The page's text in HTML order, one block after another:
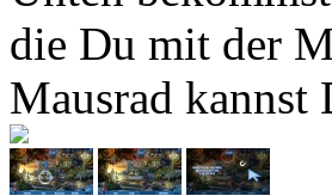
die Du mit der
Mausrad kannst